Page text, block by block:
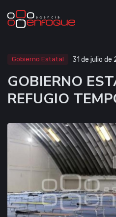
Gobierno Estatal 31 de julio de
GOBIERNO
REFUGIO